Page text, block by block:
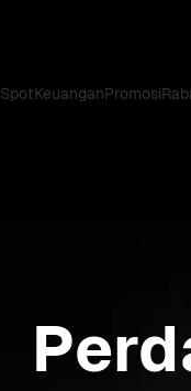
SpotKeuanganPromosi